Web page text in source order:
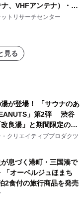
ナ、VHFアンテナ）・分
表
トリサーチセンター
見る
が登場！ 「サウナのあ
」第2弾 渋谷
良湯」と期間限定のコ
ン サウナイキタイコラ
決定！
クリエイティブプロダクツ
息づく港町・三国湊で
「オーベルジュほまち
食付の旅行商品を発売